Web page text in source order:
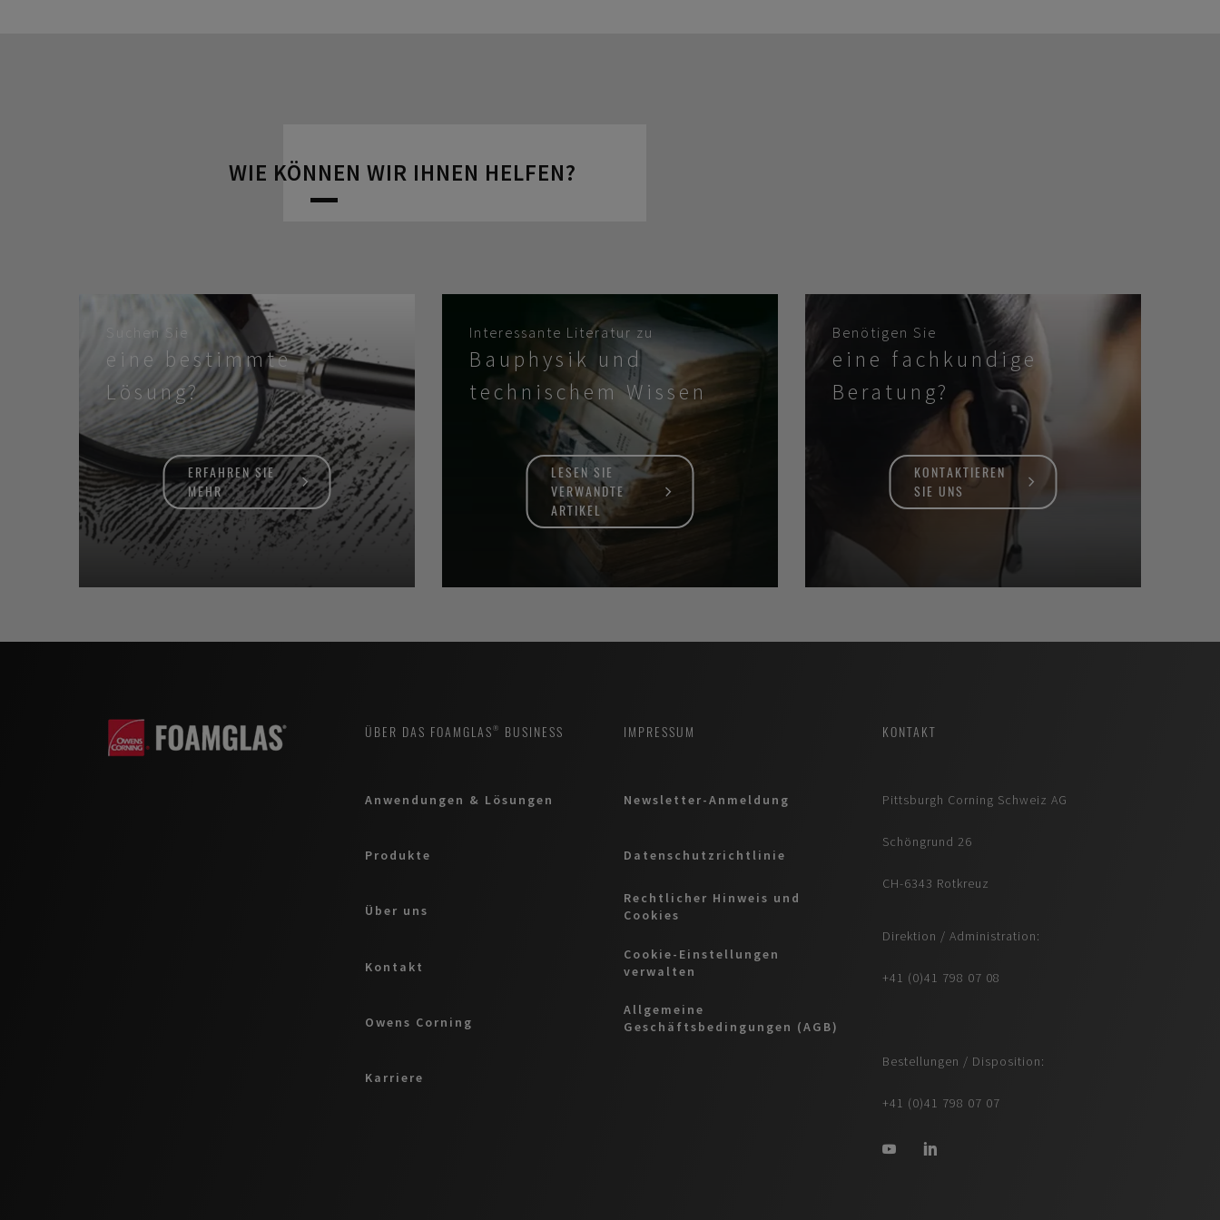
WIE KÖNNEN WIR IHNEN HELFEN?
Suchen Sie
eine bestimmte
Lösung?
ERFAHREN SIE
MEHR
Interessante Literatur zu
Bauphysik und
technischem Wissen
LESEN SIE
VERWANDTE
ARTIKEL
Benötigen Sie
eine fachkundige
Beratung?
KONTAKTIEREN
SIE UNS
ÜBER DAS FOAMGLAS® BUSINESS
Anwendungen & Lösungen
Produkte
Über uns
Kontakt
Owens Corning
Karriere
IMPRESSUM
Newsletter-Anmeldung
Datenschutzrichtlinie
Rechtlicher Hinweis und
Cookies
Cookie-Einstellungen
verwalten
Allgemeine
Geschäftsbedingungen (AGB)
KONTAKT
Pittsburgh Corning Schweiz AG
Schöngrund 26
CH-6343 Rotkreuz
Direktion / Administration:
+41 (0)41 798 07 08
Bestellungen / Disposition:
+41 (0)41 798 07 07